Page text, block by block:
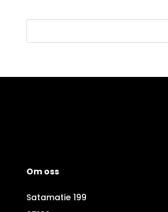
Om oss
Satamatie 199